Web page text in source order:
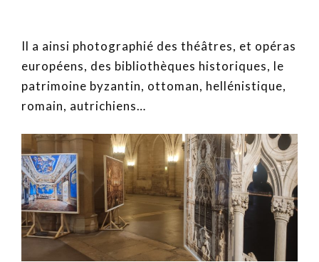
Il a ainsi photographié des théâtres, et opéras
européens, des bibliothèques historiques, le
patrimoine byzantin, ottoman, hellénistique,
romain, autrichiens…